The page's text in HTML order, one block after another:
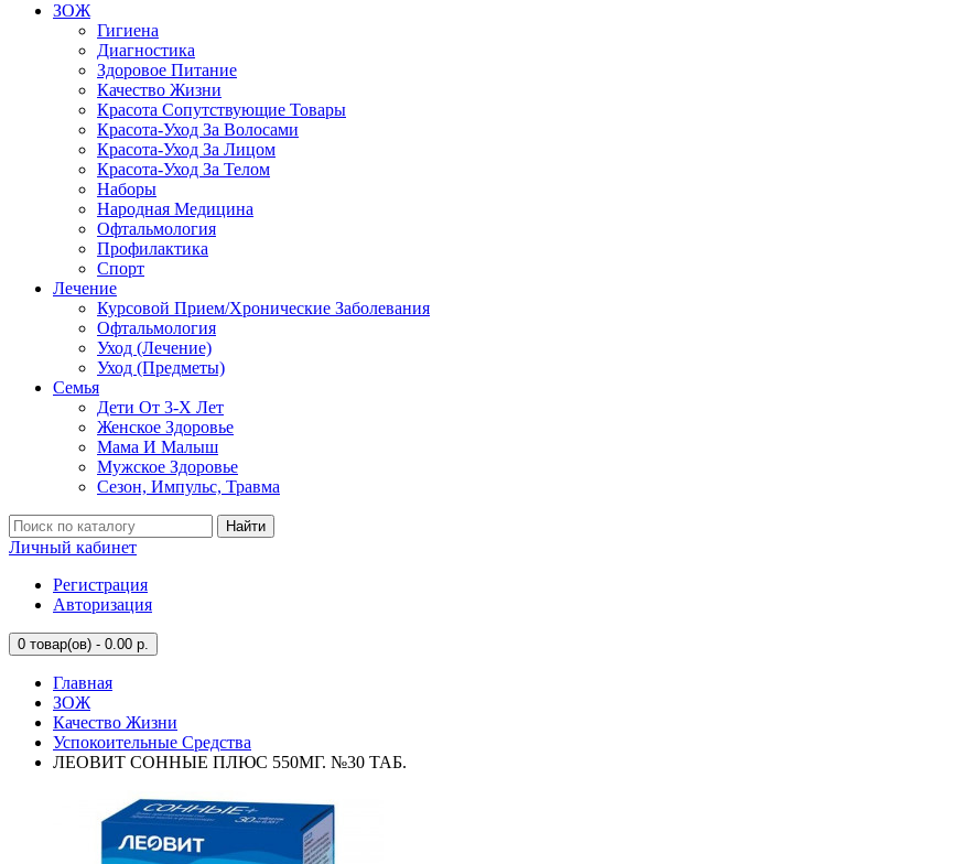
ЗОЖ
Гигиена
Диагностика
Здоровое Питание
Качество Жизни
Красота Сопутствующие Товары
Красота-Уход За Волосами
Красота-Уход За Лицом
Красота-Уход За Телом
Наборы
Народная Медицина
Офтальмология
Профилактика
Спорт
Лечение
Курсовой Прием/Хронические Заболевания
Офтальмология
Уход (Лечение)
Уход (Предметы)
Семья
Дети От 3-Х Лет
Женское Здоровье
Мама И Малыш
Мужское Здоровье
Сезон, Импульс, Травма
Найти
Личный кабинет
Регистрация
Авторизация
0 товар(ов) - 0.00 р.
Главная
ЗОЖ
Качество Жизни
Успокоительные Средства
ЛЕОВИТ СОННЫЕ ПЛЮС 550МГ. №30 ТАБ.